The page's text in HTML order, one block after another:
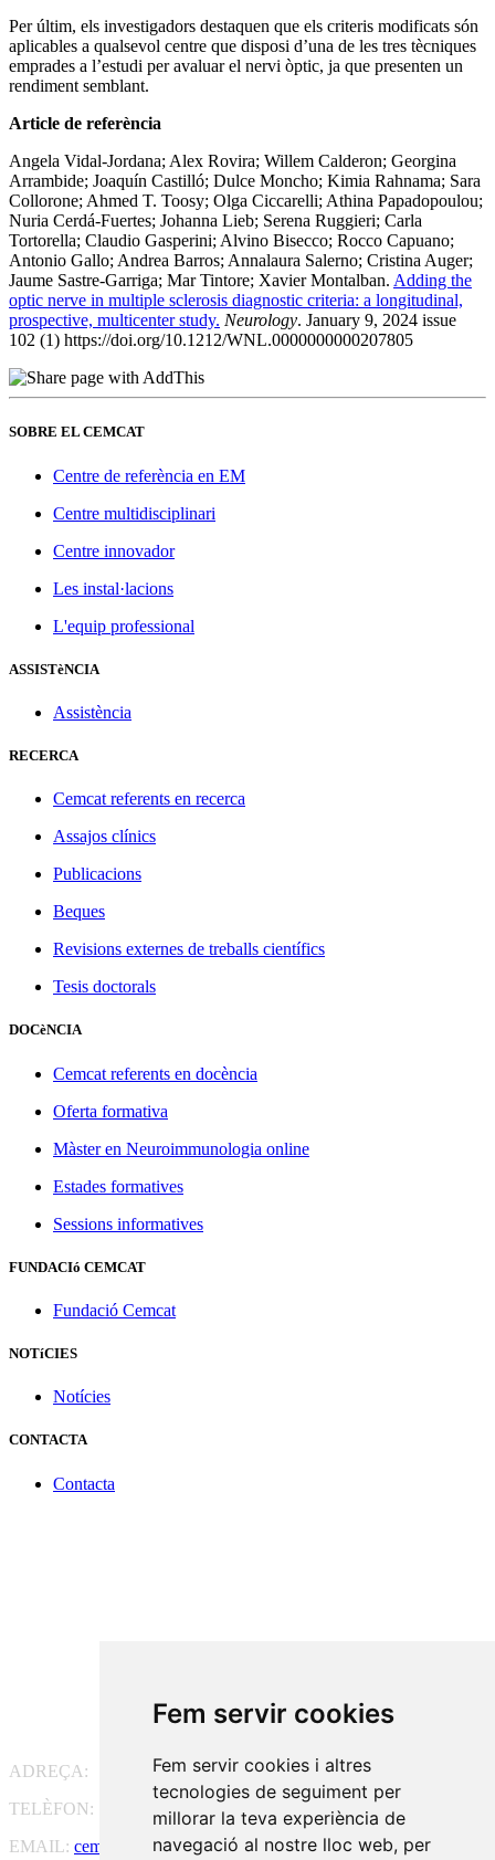
Fem servir cookies
Fem servir cookies i altres
tecnologies de seguiment per
millorar la teva experiència de
navegació al nostre lloc web, per
Per últim, els investigadors destaquen que els criteris modificats són
aplicables a qualsevol centre que disposi d’una de les tres tècniques
emprades a l’estudi per avaluar el nervi òptic, ja que presenten un
rendiment semblant.
Article de referència
Angela Vidal-Jordana; Alex Rovira; Willem Calderon; Georgina
Arrambide; Joaquín Castilló; Dulce Moncho; Kimia Rahnama; Sara
Collorone; Ahmed T. Toosy; Olga Ciccarelli; Athina Papadopoulou;
Nuria Cerdá-Fuertes; Johanna Lieb; Serena Ruggieri; Carla
Tortorella; Claudio Gasperini; Alvino Bisecco; Rocco Capuano;
Antonio Gallo; Andrea Barros; Annalaura Salerno; Cristina Auger;
Jaume Sastre-Garriga; Mar Tintore; Xavier Montalban. Adding the
optic nerve in multiple sclerosis diagnostic criteria: a longitudinal,
prospective, multicenter study. Neurology. January 9, 2024 issue
102 (1) https://doi.org/10.1212/WNL.0000000000207805
SOBRE EL CEMCAT
Centre de referència en EM
Centre multidisciplinari
Centre innovador
Les instal·lacions
L'equip professional
ASSISTèNCIA
Assistència
RECERCA
Cemcat referents en recerca
Assajos clínics
Publicacions
Beques
Revisions externes de treballs científics
Tesis doctorals
DOCèNCIA
Cemcat referents en docència
Oferta formativa
Màster en Neuroimmunologia online
Estades formatives
Sessions informatives
FUNDACIó CEMCAT
Fundació Cemcat
NOTíCIES
Notícies
CONTACTA
Contacta
ADREÇA:
Pg. Vall d'Hebron, 119-129, 08035 Barcelona
TELÈFON:
93 175 15 55
EMAIL: cem-cat@cem-cat.org